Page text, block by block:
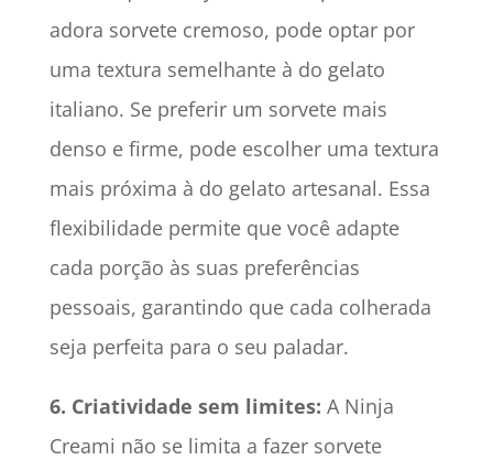
adora sorvete cremoso, pode optar por
uma textura semelhante à do gelato
italiano. Se preferir um sorvete mais
denso e firme, pode escolher uma textura
mais próxima à do gelato artesanal. Essa
flexibilidade permite que você adapte
cada porção às suas preferências
pessoais, garantindo que cada colherada
seja perfeita para o seu paladar.
6. Criatividade sem limites: A Ninja
Creami não se limita a fazer sorvete